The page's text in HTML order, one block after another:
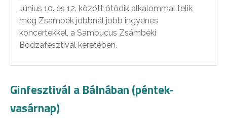
Június 10. és 12. között ötödik alkalommal telik
meg Zsámbék jobbnál jobb ingyenes
koncertekkel, a Sambucus Zsámbéki
Bodzafesztivál keretében.
Ginfesztivál a Bálnában (péntek-
vasárnap)